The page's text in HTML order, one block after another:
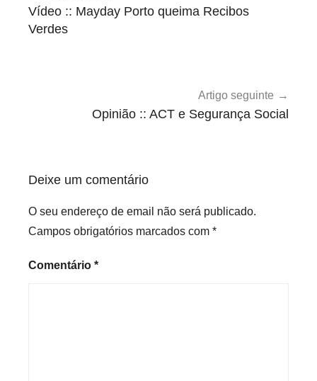
d
artigos
Vídeo :: Mayday Porto queima Recibos
Verdes
Artigo seguinte
Opinião :: ACT e Segurança Social
Deixe um comentário
O seu endereço de email não será publicado.
Campos obrigatórios marcados com *
Comentário *